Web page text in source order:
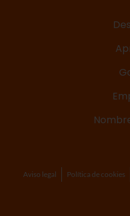
Aviso legal Política de cookies